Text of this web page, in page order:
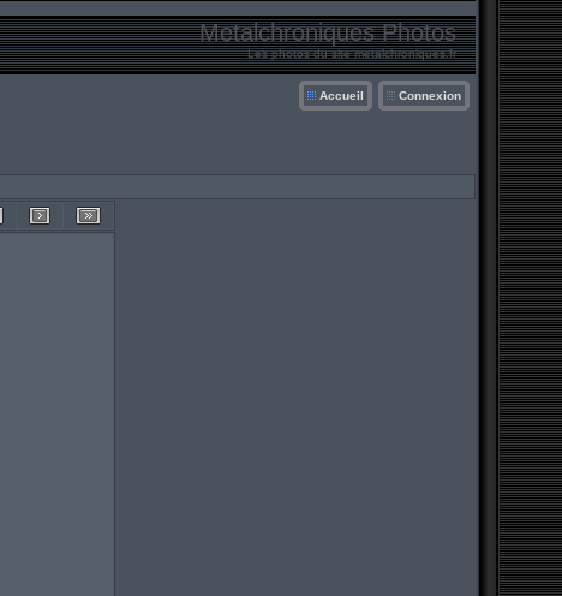
Metalchroniques Photos
Les photos du site metalchroniques.fr
Accueil Connexion